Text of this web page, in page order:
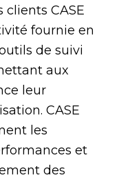
clients CASE
fournie en
de suivi
aux
leur
CASE
les
et
des